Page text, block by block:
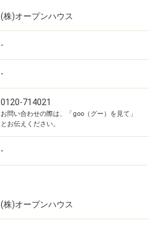
(株)オープンハウス
-
-
0120-714021
お問い合わせの際は、「goo（グー）を見て」
とお伝えください。
-
(株)オープンハウス